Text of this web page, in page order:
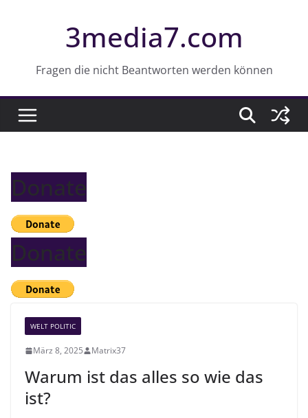
3media7.com
Fragen die nicht Beantworten werden können
Donate
Donate
WELT POLITIC
März 8, 2025 Matrix37
Warum ist das alles so wie das
ist?